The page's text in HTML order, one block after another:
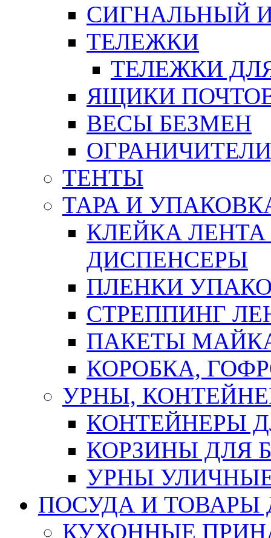
СИГНАЛЬНЫЙ
ТЕЛЕЖКИ
ТЕЛЕЖКИ
ЯЩИКИ
ВЕСЫ БЕЗМЕН
ТЕНТЫ
ТАРА И
КЛЕЙКА
ДИСПЕНСЕРЫ
ПЛЕНКИ
СТРЕППИНГ
ПАКЕТЫ
КОРОБКА,
УРНЫ,
КОНТЕЙНЕРЫ
КОРЗИНЫ ДЛЯ
УРНЫ
ПОСУДА И ТОВАРЫ
КУХОННЫЕ